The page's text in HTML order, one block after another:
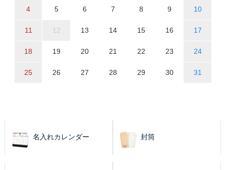
4 5 6 7 8 9 10
11 12 13 14 15 16 17
18 19 20 21 22 23 24
25 26 27 28 29 30 31
名入れカレンダー 封筒